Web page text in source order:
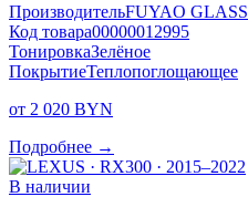
ПроизводительFUYAO GLASS
Код товара00000012995
ТонировкаЗелёное
ПокрытиеТеплопоглощающее
от 2 020 BYN
Подробнее →
В наличии